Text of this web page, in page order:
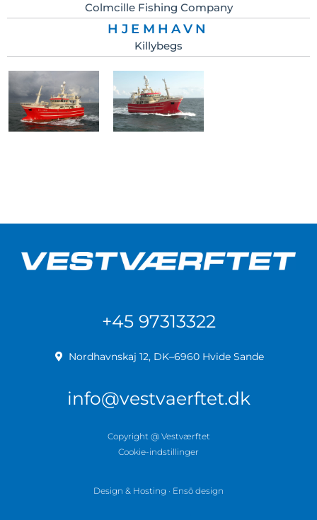
Colmcille Fishing Company
HJEMHAVN
Killybegs
+45 97313322
Nordhavnskaj 12, DK–6960 Hvide Sande
info@vestvaerftet.dk
Copyright @ Vestværftet
Cookie-indstillinger
Design & Hosting · Ensō design